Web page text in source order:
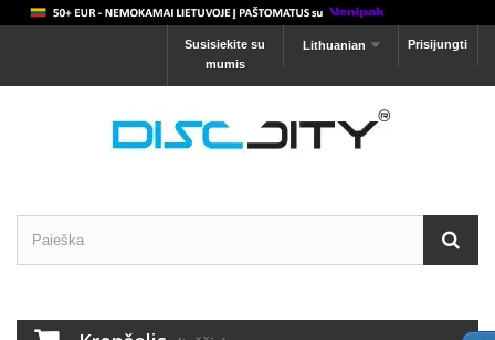
Prisijungti
Lithuanian
Susisiekite su
mumis